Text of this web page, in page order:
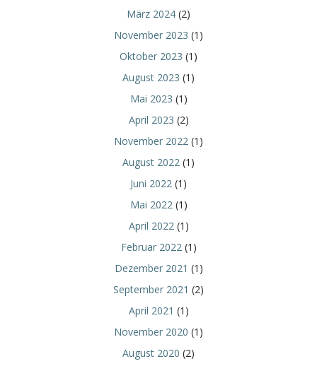
März 2024 (2)
November 2023 (1)
Oktober 2023 (1)
August 2023 (1)
Mai 2023 (1)
April 2023 (2)
November 2022 (1)
August 2022 (1)
Juni 2022 (1)
Mai 2022 (1)
April 2022 (1)
Februar 2022 (1)
Dezember 2021 (1)
September 2021 (2)
April 2021 (1)
November 2020 (1)
August 2020 (2)